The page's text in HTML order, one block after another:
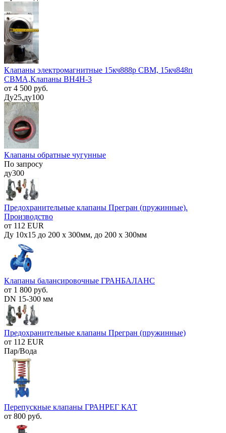
Клапаны электромагнитные 15кч888р СВМ, 15кч848п
СВМА,Клапаны ВН4Н-3
от 4 500 руб.
Ду25,ду100
Клапаны обратные чугунные
По запросу
ду300
Предохранительные клапаны Прегран (пружинные).
Производство
от 112 EUR
Ду 10х15 до 200 х 300мм, до 200 х 300мм
Клапаны балансировочные ГРАНБАЛАНС
от 1 800 руб.
DN 15-300 мм
Предохранительные клапаны Прегран (пружинные)
от 112 EUR
Пар/Вода
Перепускные клапаны ГРАНРЕГ КАТ
от 800 руб.